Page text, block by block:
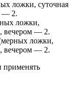
ложки, суточная
— 2.
ложки,
вечером — 2.
ложки,
вечером — 2.
применять